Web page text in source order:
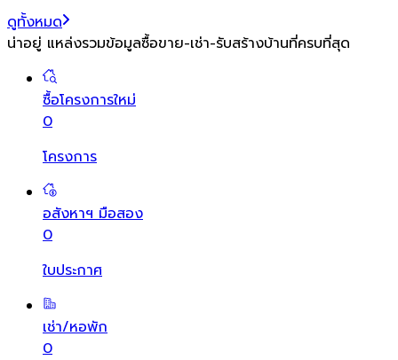
ดูทั้งหมด
น่าอยู่ แหล่งรวมข้อมูลซื้อขาย-เช่า-รับสร้างบ้านที่ครบที่สุด
ซื้อโครงการใหม่
0
โครงการ
อสังหาฯ มือสอง
0
ใบประกาศ
เช่า/หอพัก
0